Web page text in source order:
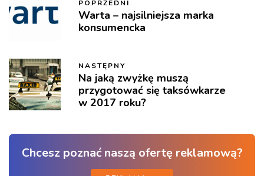
POPRZEDNI
Warta – najsilniejsza marka
konsumencka
NASTĘPNY
Na jaką zwyżkę muszą
przygotować się taksówkarze
w 2017 roku?
Chcesz poznać naszą ofertę reklamową?